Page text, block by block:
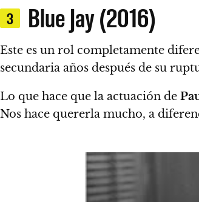
3 Blue Jay (2016)
Este es un rol completamente
secundaria años después de su
Lo que hace que la actuación de
Nos hace quererla mucho, a